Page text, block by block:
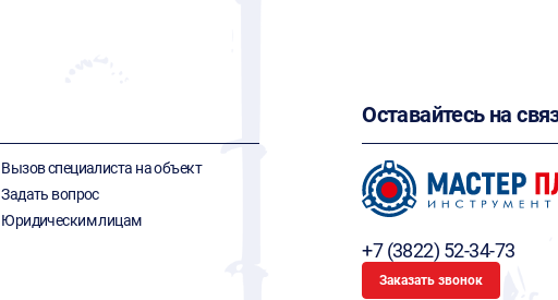
Вызов специалиста на объект
Задать вопрос
Юридическим лицам
Оставайтесь на
+7 (3822) 52-34-73
Заказать звонок